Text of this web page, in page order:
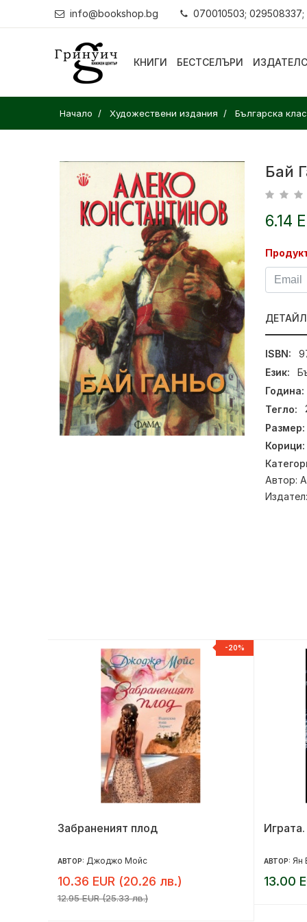
info@bookshop.bg 070010503; 029508337;
КНИГИ БЕСТСЕЛЪРИ
Начало Художествени издания Българска
Бай
6.14
ISBN:
Език:
Година:
Тегло:
Размер:
Корици:
Автор:
Издател:
-20%
Забраненият плод
АВТОР: Джоджо Мойс
10.36 EUR (20.26 лв.)
12.95 EUR (25.33 лв.)
АВТОР: Ян
13.00